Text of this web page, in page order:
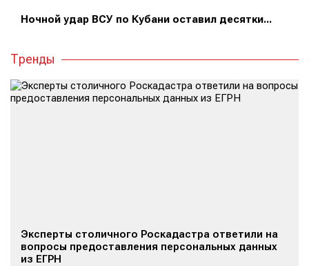
Ночной удар ВСУ по Кубани оставил десятки...
Тренды
Эксперты столичного Роскадастра ответили на
вопросы предоставления персональных данных
из ЕГРН